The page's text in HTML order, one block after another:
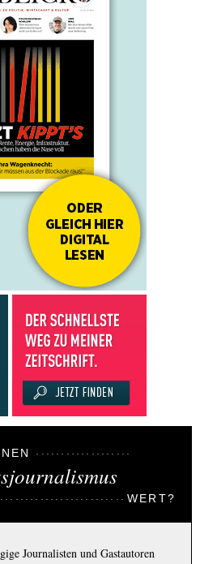
WERT?
Journalisten und Gastautoren